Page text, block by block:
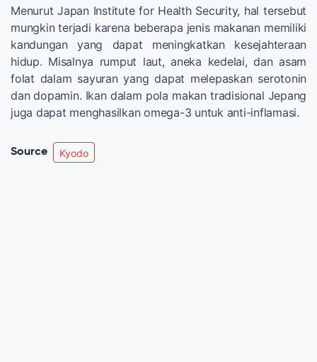
Menurut Japan Institute for Health Security, hal tersebut
mungkin terjadi karena beberapa jenis makanan memiliki
kandungan yang dapat meningkatkan kesejahteraan
hidup. Misalnya rumput laut, aneka kedelai, dan asam
folat dalam sayuran yang dapat melepaskan serotonin
dan dopamin. Ikan dalam pola makan tradisional Jepang
juga dapat menghasilkan omega-3 untuk anti-inflamasi.
Source Kyodo